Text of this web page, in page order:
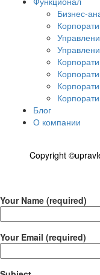
Бизнес-
Блог
О компании
Copyright
Your Name (required)
Your Email (required)